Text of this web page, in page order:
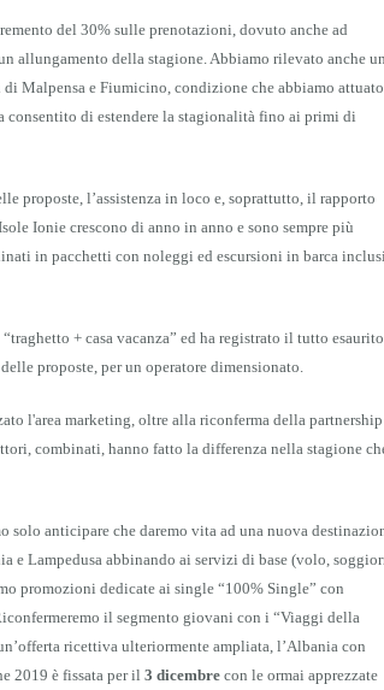
del 30% sulle prenotazioni, dovuto anche ad
allungamento della stagione. Abbiamo rilevato anche un
Malpensa e Fiumicino, condizione che abbiamo
consentito di estendere la stagionalità fino ai primi di
proposte, l’assistenza in loco e, soprattutto, il rapporto
Ionie crescono di anno in anno e sono sempre più
in pacchetti con noleggi ed escursioni in barca
+ casa vacanza” ed ha registrato il tutto
proposte, per un operatore dimensionato.
l'area marketing, oltre alla riconferma della partnership
combinati, hanno fatto la differenza nella stagione
solo anticipare che daremo vita ad una nuova
e Lampedusa abbinando ai servizi di base (volo,
promozioni dedicate ai single “100% Single” con
il segmento giovani con i “Viaggi della
ricettiva ulteriormente ampliata, l’Albania con
2019 è fissata per il 3 dicembre con le ormai apprezzate